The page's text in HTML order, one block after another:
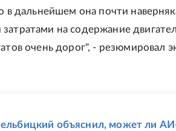
в дальнейшем она почти
на содержание
очень дорог", - резюмировал
объяснил, может ли